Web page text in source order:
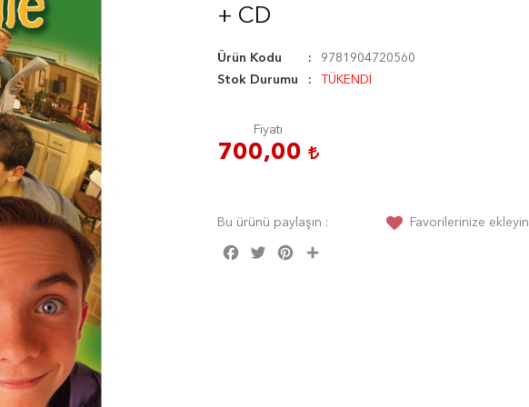
+ CD
Ürün Kodu
9781904720560
Stok Durumu
TÜKENDİ
Fiyatı
700,00
Bu ürünü paylaşın :
Facebook
Twitter Pinterest
Favorilerinize ekleyin